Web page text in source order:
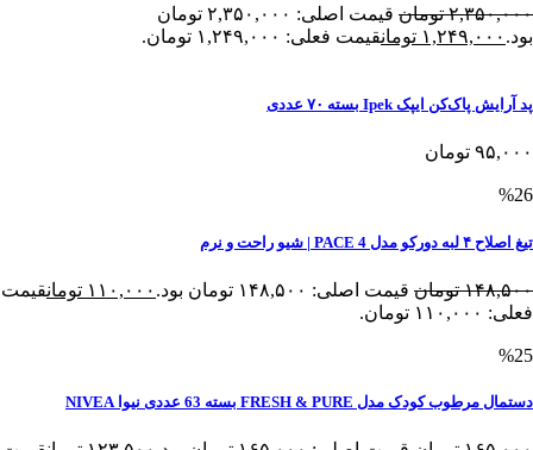
۲,۳۵۰,۰۰۰ تومان
قیمت اصلی: ۲,۳۵۰,۰۰۰ تومان
بود. ۱,۲۴۹,۰۰۰ تومانقیمت فعلی: ۱,۲۴۹,۰۰۰ تومان.
پد آرایش پاک‌کن ایپک Ipek بسته ۷۰ عددی
۹۵,۰۰۰ تومان
%26
تیغ اصلاح ۴ لبه دورکو مدل PACE 4 | شیو راحت و نرم
۱۴۸,۵۰۰ تومان قیمت اصلی: ۱۴۸,۵۰۰ تومان بود. ۱۱۰,۰۰۰ تومانقیمت
فعلی: ۱۱۰,۰۰۰ تومان.
%25
دستمال مرطوب کودک مدل FRESH & PURE بسته 63 عددی نیوا NIVEA